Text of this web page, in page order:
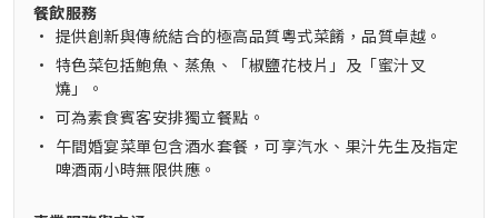
餐飲服務
• 提供創新與傳統結合的極高品質粵式菜餚，品質卓越。
• 特色菜包括鮑魚、蒸魚、「椒鹽花枝片」及「蜜汁叉
燒」。
• 可為素食賓客安排獨立餐點。
• 午間婚宴菜單包含酒水套餐，可享汽水、果汁先生及指定
啤酒兩小時無限供應。